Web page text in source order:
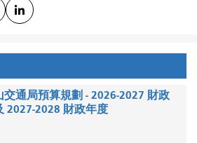

交通局預算規劃 - 2026-2027 財政
2027-2028 財政年度